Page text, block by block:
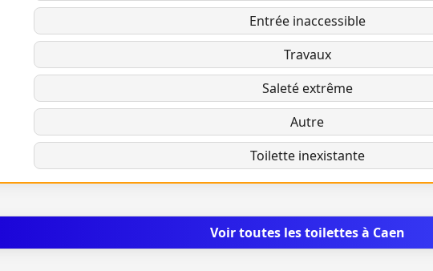
Entrée inaccessible
Travaux
Saleté extrême
Autre
Toilette inexistante
Voir toutes les toilettes à Caen